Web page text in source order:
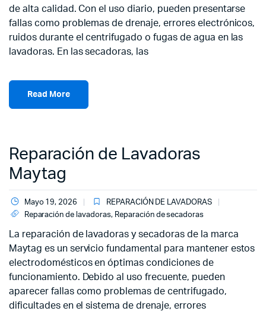
de alta calidad. Con el uso diario, pueden presentarse
fallas como problemas de drenaje, errores electrónicos,
ruidos durante el centrifugado o fugas de agua en las
lavadoras. En las secadoras, las
Read More
Reparación de Lavadoras
Maytag
Mayo 19, 2026
REPARACIÓN DE LAVADORAS
Reparación de lavadoras, Reparación de secadoras
La reparación de lavadoras y secadoras de la marca
Maytag es un servicio fundamental para mantener estos
electrodomésticos en óptimas condiciones de
funcionamiento. Debido al uso frecuente, pueden
aparecer fallas como problemas de centrifugado,
dificultades en el sistema de drenaje, errores